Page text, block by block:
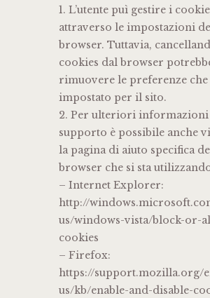
1. L’utente puì gestire i
attraverso le impostazioni
browser. Tuttavia,
cookies dal browser
rimuovere le preferenze che
impostato per il sito.
2. Per ulteriori informazioni
supporto è possibile anche
la pagina di aiuto specifica
browser che si sta
– Internet Explorer:
http://
us/windows-vista/block-or-
cookies
– Firefox:
https://support.mozilla.org/
us/kb/enable-and-disable-